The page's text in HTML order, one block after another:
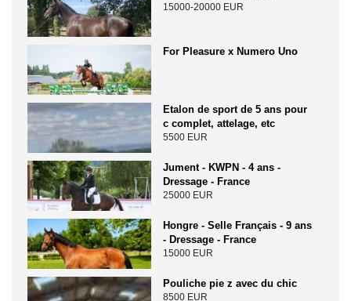
15000-20000 EUR
For Pleasure x Numero Uno
Etalon de sport de 5 ans pour
c complet, attelage, etc
5500 EUR
Jument - KWPN - 4 ans -
Dressage - France
25000 EUR
Hongre - Selle Français - 9 ans
- Dressage - France
15000 EUR
Pouliche pie z avec du chic
8500 EUR